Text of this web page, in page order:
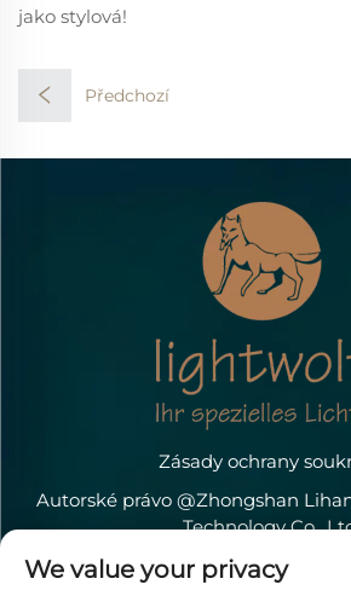
jako stylová!
Předchozí
Zásady ochrany
Autorské právo @Zhongshan
Technology Co.,
Kontaktujte
We value your privacy